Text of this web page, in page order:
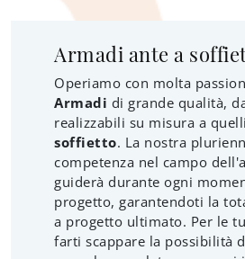
Armadi ante a
Operiamo con molta
Armadi di grande qualità,
realizzabili su misura a
soffietto. La nostra
competenza nel campo
guiderà durante ogni
progetto, garantendoti la
a progetto ultimato. Per le
farti scappare la possibilità